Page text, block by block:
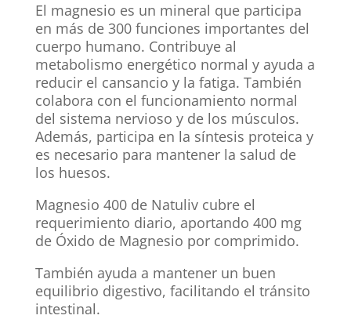
El magnesio es un mineral que participa
en más de 300 funciones importantes del
cuerpo humano. Contribuye al
metabolismo energético normal y ayuda a
reducir el cansancio y la fatiga. También
colabora con el funcionamiento normal
del sistema nervioso y de los músculos.
Además, participa en la síntesis proteica y
es necesario para mantener la salud de
los huesos.
Magnesio 400 de Natuliv cubre el
requerimiento diario, aportando 400 mg
de Óxido de Magnesio por comprimido.
También ayuda a mantener un buen
equilibrio digestivo, facilitando el tránsito
intestinal.